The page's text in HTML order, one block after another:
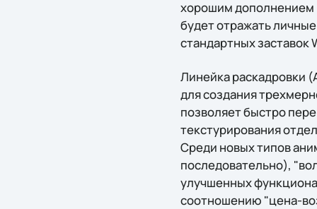
хорошим дополнением
будет отражать
стандартных заставок
Линейка раскадровки
для создания
позволяет быстро
текстурирования
Среди новых типов
последовательно),
улучшенных
соотношению "цена-